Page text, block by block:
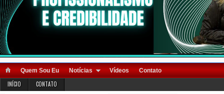
Quem Sou Eu Notícias Vídeos Contato
INÍCIO CONTATO